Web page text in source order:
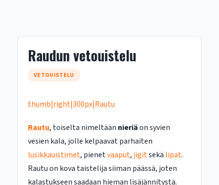
Raudun vetouistelu
VETOUISTELU
thumb|right|300px|Rautu
Rautu, toiselta nimeltään nieriäon syvien
vesien kala, jolle kelpaavat parhaiten
lusikkauistimet, pienetvaaput, jigitsekä lipat.
Rautu on kova taistelija siiman päässä, joten
kalastukseen saadaan hieman lisäjännitystä.